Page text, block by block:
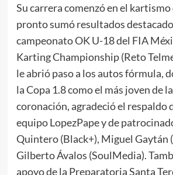
Su carrera comenzó en el kartismo
pronto sumó resultados
campeonato OK U-18 del FIA
Karting Championship (Reto
le abrió paso a los autos fórmula,
la Copa 1.8 como el más joven de
coronación, agradeció el respaldo
equipo LopezPape y de
Quintero (Black+), Miguel Gaytán
Gilberto Ávalos (SoulMedia).
apoyo de la Preparatoria Santa